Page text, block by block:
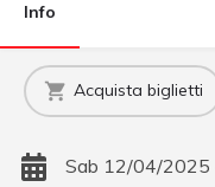
Info
Acquista biglietti
Sab 12/04/2025